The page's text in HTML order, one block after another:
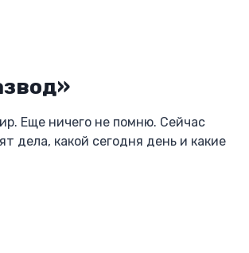
Еще ничего не помню. Сейчас
дела, какой сегодня день и какие